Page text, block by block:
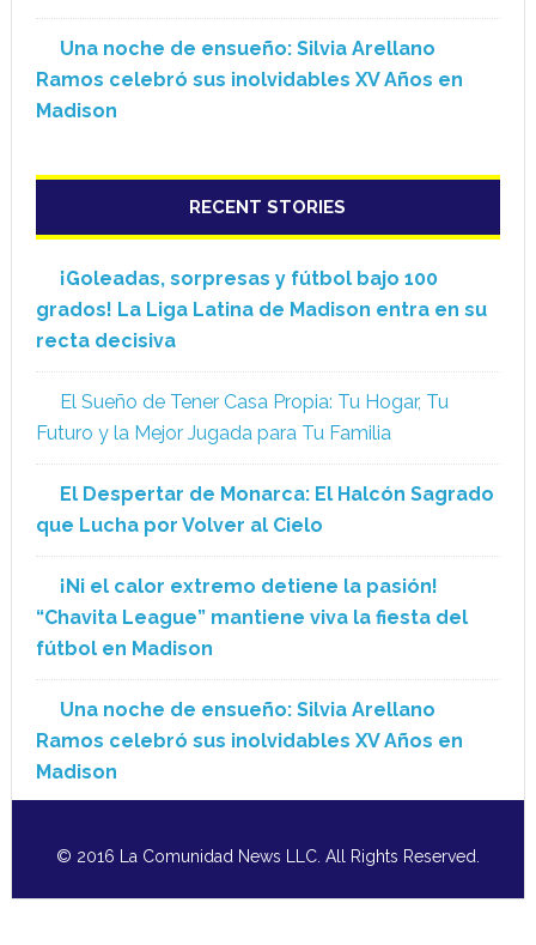
Una noche de ensueño: Silvia Arellano
Ramos celebró sus inolvidables XV Años en
Madison
RECENT STORIES
¡Goleadas, sorpresas y fútbol bajo 100
grados! La Liga Latina de Madison entra en su
recta decisiva
El Sueño de Tener Casa Propia: Tu Hogar, Tu
Futuro y la Mejor Jugada para Tu Familia
El Despertar de Monarca: El Halcón Sagrado
que Lucha por Volver al Cielo
¡Ni el calor extremo detiene la pasión!
“Chavita League” mantiene viva la fiesta del
fútbol en Madison
Una noche de ensueño: Silvia Arellano
Ramos celebró sus inolvidables XV Años en
Madison
© 2016 La Comunidad News LLC. All Rights Reserved.